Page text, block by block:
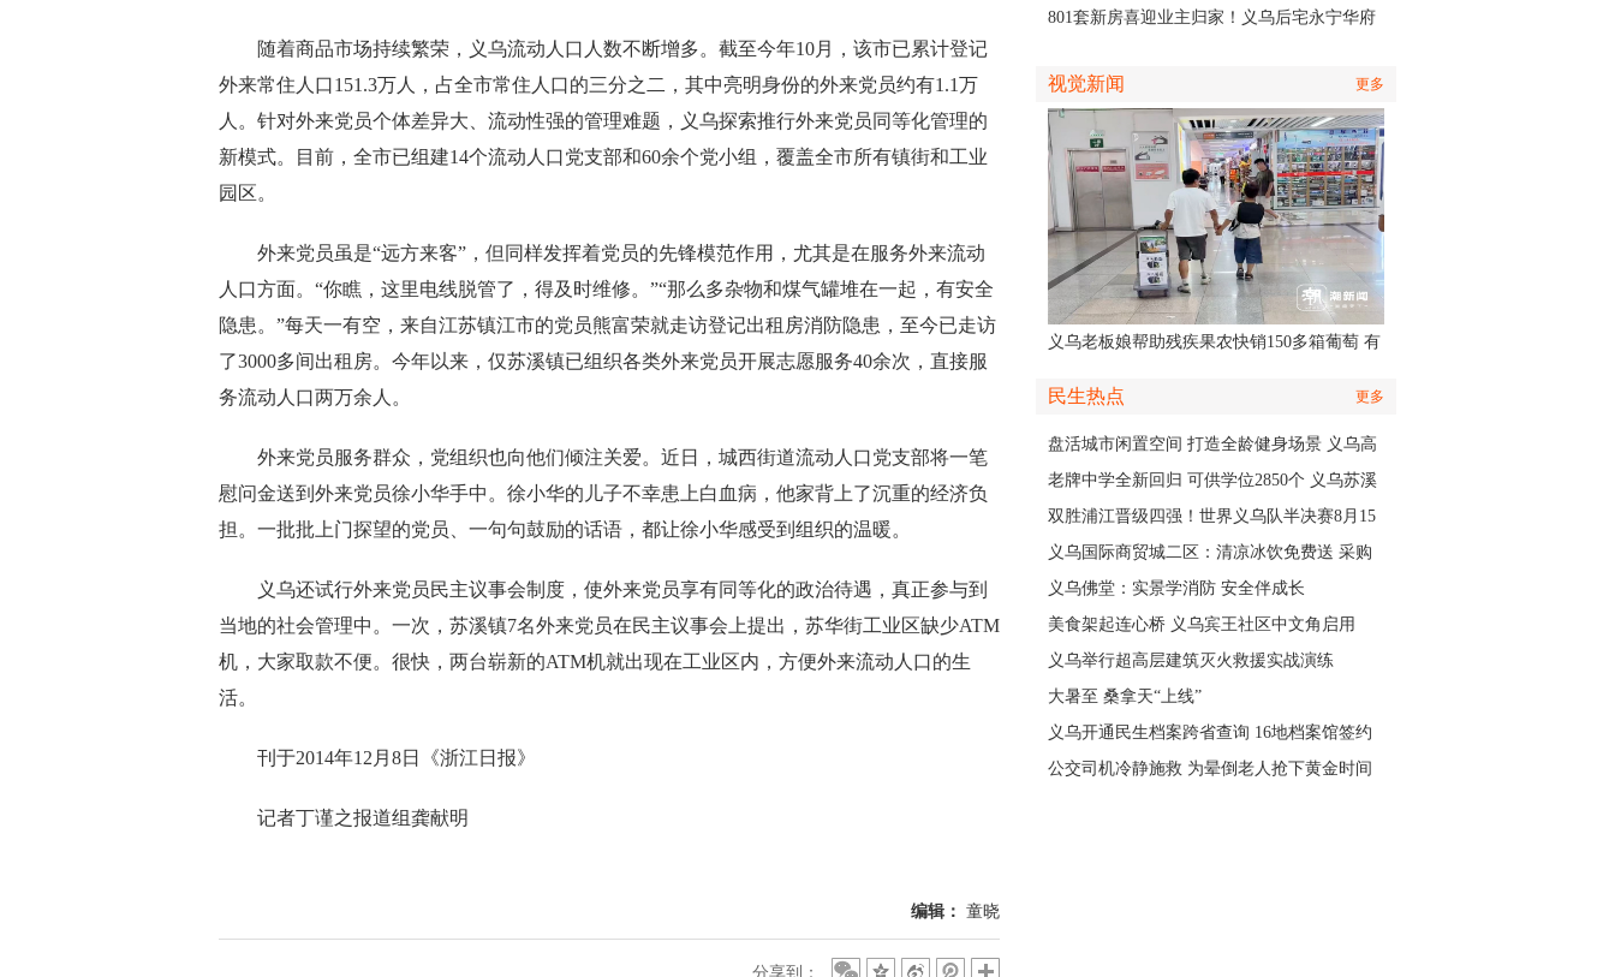
随着商品市场持续繁荣，义乌流动人口人数不断增多。截至今年10月，该市已累计登记
外来常住人口151.3万人，占全市常住人口的三分之二，其中亮明身份的外来党员约有1.1万
人。针对外来党员个体差异大、流动性强的管理难题，义乌探索推行外来党员同等化管理的
新模式。目前，全市已组建14个流动人口党支部和60余个党小组，覆盖全市所有镇街和工业
园区。
外来党员虽是“远方来客”，但同样发挥着党员的先锋模范作用，尤其是在服务外来流动
人口方面。“你瞧，这里电线脱管了，得及时维修。”“那么多杂物和煤气罐堆在一起，有安全
隐患。”每天一有空，来自江苏镇江市的党员熊富荣就走访登记出租房消防隐患，至今已走访
了3000多间出租房。今年以来，仅苏溪镇已组织各类外来党员开展志愿服务40余次，直接服
务流动人口两万余人。
外来党员服务群众，党组织也向他们倾注关爱。近日，城西街道流动人口党支部将一笔
慰问金送到外来党员徐小华手中。徐小华的儿子不幸患上白血病，他家背上了沉重的经济负
担。一批批上门探望的党员、一句句鼓励的话语，都让徐小华感受到组织的温暖。
义乌还试行外来党员民主议事会制度，使外来党员享有同等化的政治待遇，真正参与到
当地的社会管理中。一次，苏溪镇7名外来党员在民主议事会上提出，苏华街工业区缺少ATM
机，大家取款不便。很快，两台崭新的ATM机就出现在工业区内，方便外来流动人口的生
活。
刊于2014年12月8日《浙江日报》
记者丁谨之报道组龚献明
编辑： 童晓
分享到：
801套新房喜迎业主归家！义乌后宅永宁华府
视觉新闻 更多
义乌老板娘帮助残疾果农快销150多箱葡萄 有
民生热点 更多
盘活城市闲置空间 打造全龄健身场景 义乌高
质量落地省级文体民生实事
老牌中学全新回归 可供学位2850个 义乌苏溪
中学9月投用
双胜浦江晋级四强！世界义乌队半决赛8月15
日主场开打
义乌国际商贸城二区：清凉冰饮免费送 采购
商可就近领取
义乌佛堂：实景学消防 安全伴成长
美食架起连心桥 义乌宾王社区中文角启用
义乌举行超高层建筑灭火救援实战演练
大暑至 桑拿天“上线”
义乌开通民生档案跨省查询 16地档案馆签约
合作
公交司机冷静施救 为晕倒老人抢下黄金时间